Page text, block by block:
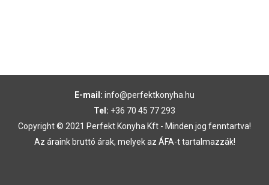
E-mail: info@perfektkonyha.hu
Tel: +36 70 45 77 293
Copyright © 2021 Perfekt Konyha Kft - Minden jog fenntartva!
Az áraink bruttó árak, melyek az ÁFA-t tartalmazzák!